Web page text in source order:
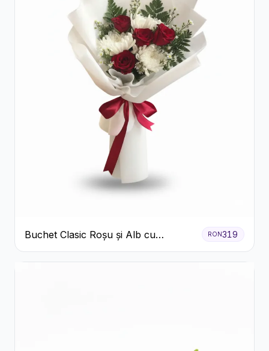
Buchet Clasic Roșu și Alb cu
Crizanteme
RON319